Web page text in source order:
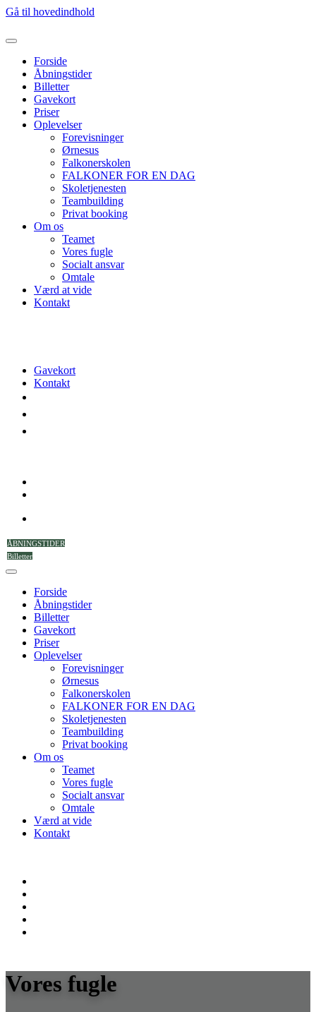
Gå til hovedindhold
Forside
Åbningstider
Billetter
Gavekort
Priser
Oplevelser
Forevisninger
Ørnesus
Falkonerskolen
FALKONER FOR EN DAG
Skoletjenesten
Teambuilding
Privat booking
Om os
Teamet
Vores fugle
Socialt ansvar
Omtale
Værd at vide
Kontakt
Gavekort
Kontakt
ÅBNINGSTIDER
Billetter
Forside
Åbningstider
Billetter
Gavekort
Priser
Oplevelser
Forevisninger
Ørnesus
Falkonerskolen
FALKONER FOR EN DAG
Skoletjenesten
Teambuilding
Privat booking
Om os
Teamet
Vores fugle
Socialt ansvar
Omtale
Værd at vide
Kontakt
Vores fugle